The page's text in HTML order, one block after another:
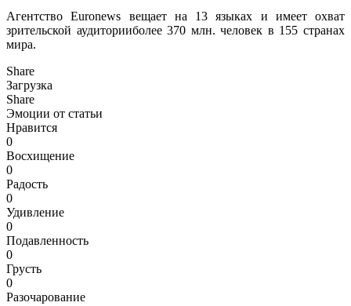
Агентство Euronews вещает на 13 языках и имеет охват
зрительской аудиторииболее 370 млн. человек в 155 странах
мира.
Share
Загрузка
Share
Эмоции от статьи
Нравится
0
Восхищение
0
Радость
0
Удивление
0
Подавленность
0
Грусть
0
Разочарование